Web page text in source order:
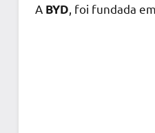
A BYD , foi fundada